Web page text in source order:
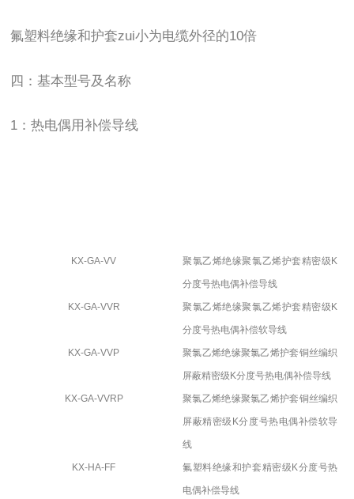
氟塑料绝缘和护套zui小为电缆外径的10倍
四：基本型号及名称
1：热电偶用补偿导线
KX-GA-VV 聚氯乙烯绝缘聚氯乙烯护套精密级 K
分度号热电偶补偿导线
KX-GA-VVR 聚氯乙烯绝缘聚氯乙烯护套精密级 K
分度号热电偶补偿软导线
KX-GA-VVP 聚氯乙烯绝缘聚氯乙烯护套铜丝编织
屏蔽精密级 K分度号热电偶补偿导线
KX-GA-VVRP 聚氯乙烯绝缘聚氯乙烯护套铜丝编织
屏蔽精密级 K分度号热电偶补偿软导
线
KX-HA-FF 氟塑料绝缘和护套精密级 K分度号热
电偶补偿导线